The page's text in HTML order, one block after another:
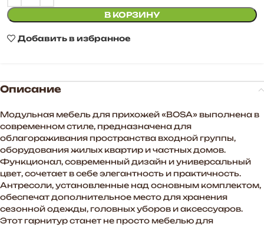
В КОРЗИНУ
Добавить в избранное
Описание
Модульная мебель для прихожей «BOSA» выполнена в
современном стиле, предназначена для
облагораживания пространства входной группы,
оборудования жилых квартир и частных домов.
Функционал, современный дизайн и универсальный
цвет, сочетает в себе элегантность и практичность.
Антресоли, установленные над основным комплектом,
обеспечат дополнительное место для хранения
сезонной одежды, головных уборов и аксессуаров.
Этот гарнитур станет не просто мебелью для